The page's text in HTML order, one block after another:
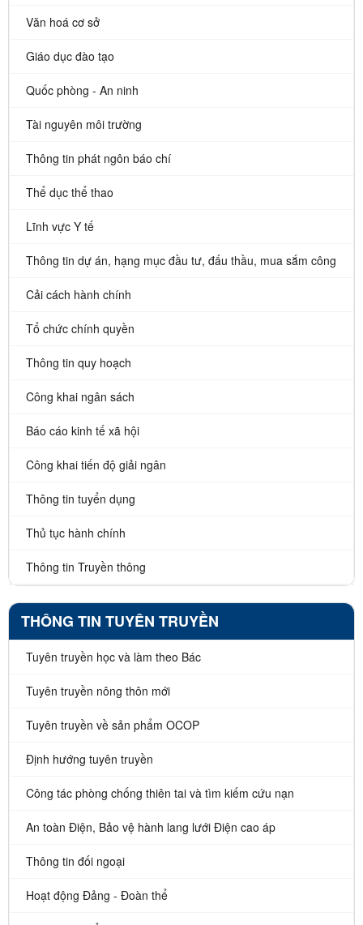
Văn hoá cơ sở
Giáo dục đào tạo
Quốc phòng - An ninh
Tài nguyên môi trường
Thông tin phát ngôn báo chí
Thể dục thể thao
Lĩnh vực Y tế
Thông tin dự án, hạng mục đầu tư, đấu thầu, mua sắm công
Cải cách hành chính
Tổ chức chính quyền
Thông tin quy hoạch
Công khai ngân sách
Báo cáo kinh tế xã hội
Công khai tiến độ giải ngân
Thông tin tuyển dụng
Thủ tục hành chính
Thông tin Truyền thông
THÔNG TIN TUYÊN TRUYỀN
Tuyên truyền học và làm theo Bác
Tuyên truyền nông thôn mới
Tuyên truyền về sản phẩm OCOP
Định hướng tuyên truyền
Công tác phòng chống thiên tai và tìm kiếm cứu nạn
An toàn Điện, Bảo vệ hành lang lưới Điện cao áp
Thông tin đối ngoại
Hoạt động Đảng - Đoàn thể